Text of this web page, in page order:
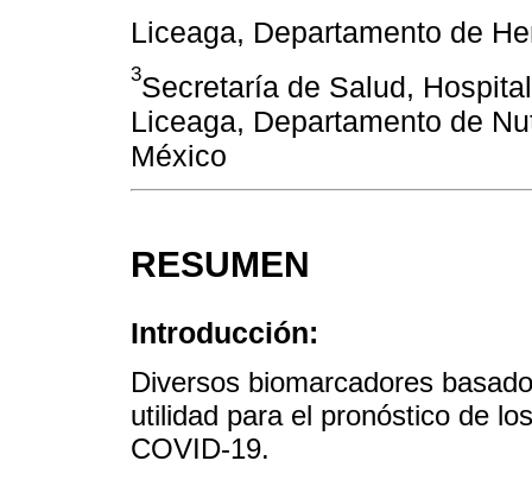
Liceaga, Departamento de
3Secretaría de Salud,
Liceaga, Departamento de
México
RESUMEN
Introducción:
Diversos biomarcadores
utilidad para el pronóstico de
COVID-19.